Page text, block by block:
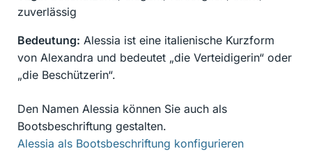
zuverlässig
Bedeutung: Alessia ist eine italienische Kurzform
von Alexandra und bedeutet „die Verteidigerin“ oder
„die Beschützerin“.
Den Namen Alessia können Sie auch als
Bootsbeschriftung gestalten.
Alessia als Bootsbeschriftung konfigurieren